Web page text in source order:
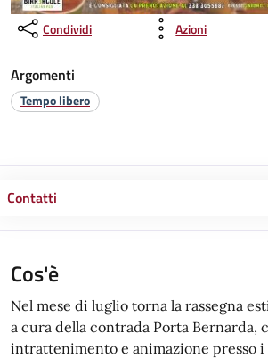
Condividi Azioni
Argomenti
Tempo libero
Contatti
Cos'è
Nel mese di luglio torna la rassegna
a cura della contrada Porta Bernarda,
intrattenimento e animazione presso